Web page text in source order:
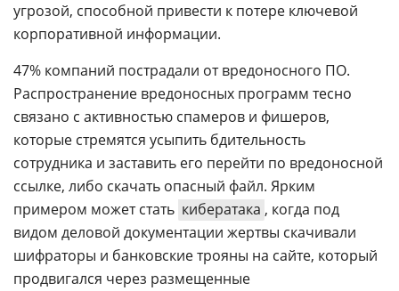
угрозой, способной привести к потере ключевой
корпоративной информации.
47% компаний пострадали от вредоносного ПО.
Распространение вредоносных программ тесно
связано с активностью спамеров и фишеров,
которые стремятся усыпить бдительность
сотрудника и заставить его перейти по вредоносной
ссылке, либо скачать опасный файл. Ярким
примером может стать кибератака , когда под
видом деловой документации жертвы скачивали
шифраторы и банковские трояны на сайте, который
продвигался через размещенные